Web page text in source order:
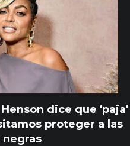
dice que 'paja'
proteger a las